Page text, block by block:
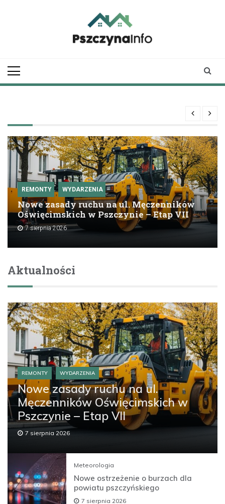
REMONTY WYDARZENIA
Nowe zasady ruchu na ul. Męczenników
Oświęcimskich w Pszczynie – Etap VII
7 sierpnia 2026
Aktualności
REMONTY WYDARZENIA
Nowe zasady ruchu na ul.
Męczenników Oświęcimskich w
Pszczynie – Etap VII
7 sierpnia 2026
Meteorologia
Nowe ostrzeżenie o burzach dla
powiatu pszczyńskiego
7 sierpnia 2026